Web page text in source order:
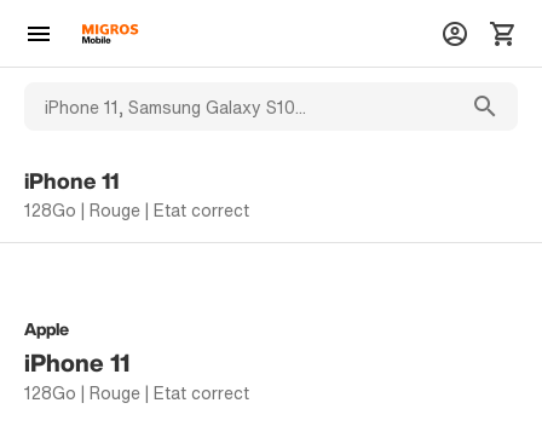
iPhone 11
128Go | Rouge | Etat correct
Apple
iPhone 11
128Go | Rouge | Etat correct